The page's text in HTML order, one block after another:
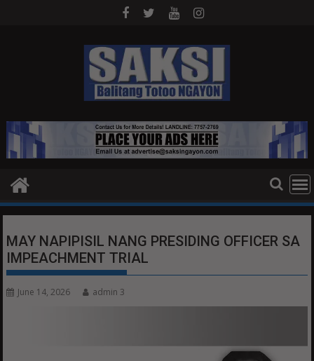
MAY NAPIPISIL NANG PRESIDING OFFICER SA
IMPEACHMENT TRIAL
June 14, 2026 admin 3